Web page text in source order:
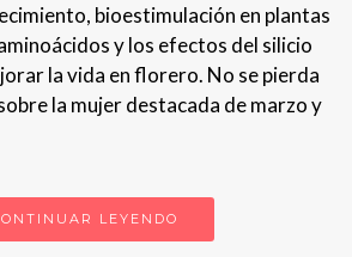
bioestimulación en plantas
y los efectos del silicio
la vida en florero. No se pierda
la mujer destacada de marzo y
LEYENDO